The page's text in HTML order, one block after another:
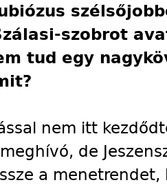
szobrot
tud egy
nem itt
de
a